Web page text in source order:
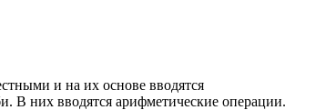
и на их основе вводятся
В них вводятся арифметические операции.